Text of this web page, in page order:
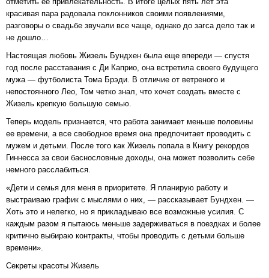
красивая пара радовала поклонников своими появлениями,
разговоры о свадьбе звучали все чаще, однако до загса дело так и
не дошло…
Настоящая любовь Жизель Бундхен была еще впереди — спустя
год после расставания с Ди Каприо, она встретила своего будущего
мужа — футболиста Тома Брэди. В отличие от ветреного и
непостоянного Лео, Том четко знал, что хочет создать вместе с
Жизель крепкую большую семью.
Теперь модель признается, что работа занимает меньше половины
ее времени, а все свободное время она предпочитает проводить с
мужем и детьми. После того как Жизель попала в Книгу рекордов
Гиннесса за свои баснословные доходы, она может позволить себе
немного расслабиться.
«Дети и семья для меня в приоритете. Я планирую работу и
выстраиваю график с мыслями о них, — рассказывает Бундхен. —
Хоть это и нелегко, но я прикладываю все возможные усилия. С
каждым разом я пытаюсь меньше задерживаться в поездках и более
критично выбираю контракты, чтобы проводить с детьми больше
времени».
Секреты красоты Жизель